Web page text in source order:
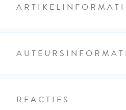
REACTIES